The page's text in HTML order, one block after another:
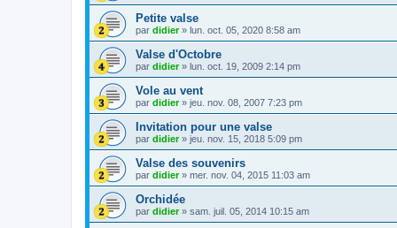
Petite valse
par didier» lun. oct. 05, 2020 8:58 am
Valse d'Octobre
par didier» lun. oct. 19, 2009 2:14 pm
Vole au vent
par didier» jeu. nov. 08, 2007 7:23 pm
Invitation pour une valse
par didier» jeu. nov. 15, 2018 5:09 pm
Valse des souvenirs
par didier» mer. nov. 04, 2015 11:03 am
Orchidée
par didier» sam. juil. 05, 2014 10:15 am